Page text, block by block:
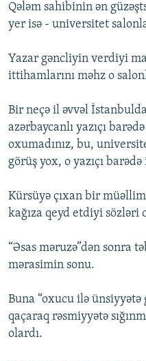
Qələm sahibinin ən
yer isə - universitet
Yazar gəncliyin verdiyi
ittihamlarını məhz o
Bir neçə il əvvəl
azərbaycanlı yazıçı
oxumadınız, bu,
görüş yox, o yazıçı
Kürsüyə çıxan bir müəllim
kağıza qeyd etdiyi sözləri
“Əsas məruzə”dən sonra
mərasimin sonu.
Buna “oxucu ilə
qaçaraq rəsmiyyətə
olardı.